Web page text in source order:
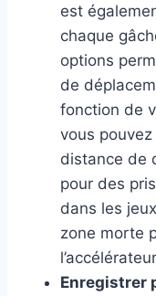
est
chaque
options
de
fonction de
vous
distance de
pour des
dans les
zone morte
Enregistrer